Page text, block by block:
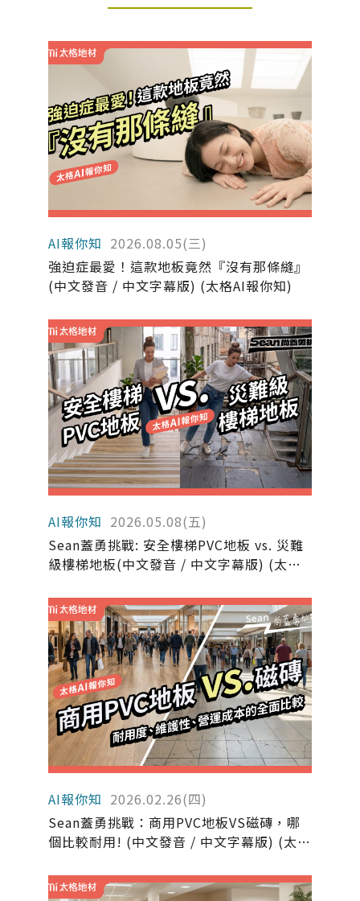
AI報你知 2026.08.05(三)
強迫症最愛！這款地板竟然『沒有那條縫』
(中文發音 / 中文字幕版) (太格AI報你知)
AI報你知 2026.05.08(五)
Sean蓋勇挑戰: 安全樓梯PVC地板 vs. 災難
級樓梯地板(中文發音 / 中文字幕版) (太格
AI報你知 2026.02.26(四)
Sean蓋勇挑戰：商用PVC地板VS磁磚，哪
個比較耐用! (中文發音 / 中文字幕版) (太格